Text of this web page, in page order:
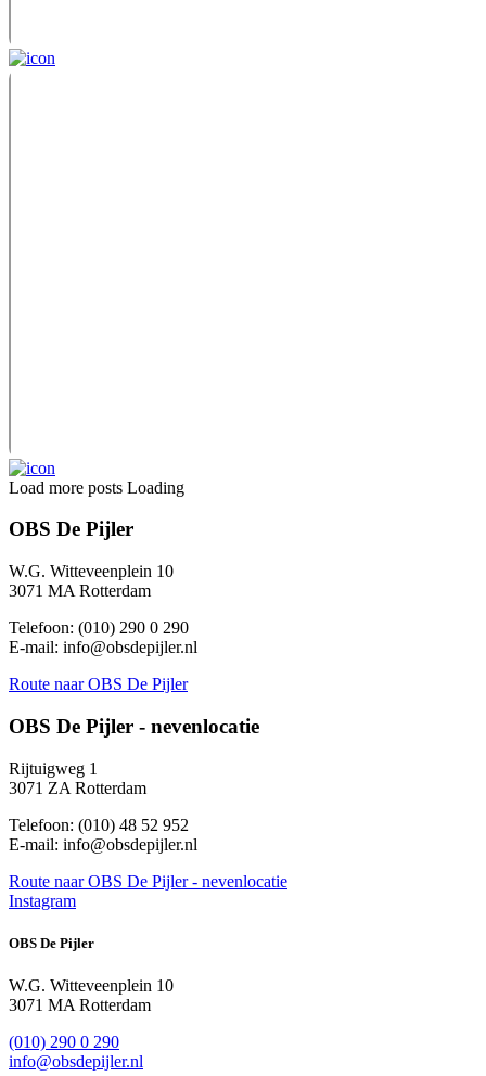
Load more posts Loading
OBS De Pijler
W.G. Witteveenplein 10
3071 MA Rotterdam
Telefoon: (010) 290 0 290
E-mail: info@obsdepijler.nl
Route naar OBS De Pijler
OBS De Pijler - nevenlocatie
Rijtuigweg 1
3071 ZA Rotterdam
Telefoon: (010) 48 52 952
E-mail: info@obsdepijler.nl
Route naar OBS De Pijler - nevenlocatie
Instagram
OBS De Pijler
W.G. Witteveenplein 10
3071 MA Rotterdam
(010) 290 0 290
info@obsdepijler.nl